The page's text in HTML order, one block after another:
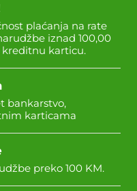
plaćanja na rate
iznad 100,00
kreditnu karticu.
bankarstvo,
karticama
preko 100 KM.